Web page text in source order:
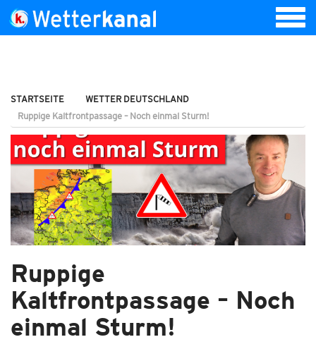
STARTSEITE
WETTER DEUTSCHLAND
Ruppige Kaltfrontpassage – Noch einmal Sturm!
Ruppige
Kaltfrontpassage – Noch
einmal Sturm!